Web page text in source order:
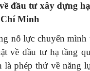
đầu tư xây dựng
Minh
nỗ lực chuyển
về đầu tư hạ tầng
phép thử về năng